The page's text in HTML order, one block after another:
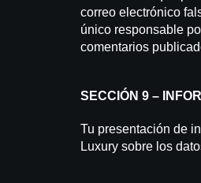
correo electrónico
único responsable
comentarios
SECCIÓN 9 –
Tu presentación de
Luxury sobre los